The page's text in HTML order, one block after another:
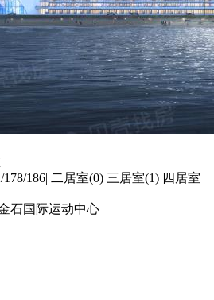
186| 二居室(0) 三居室(1) 四居室
石国际运动中心